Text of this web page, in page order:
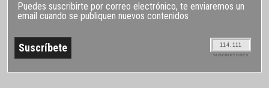
Puedes suscribirte por correo electrónico, te enviaremos un
email cuando se publiquen nuevos contenidos
114.111
SUSCRIPTORES